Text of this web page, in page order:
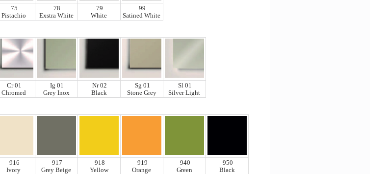
75
Pistachio
78
Exstra White
79
White
99
Satined White
Cr 01
Chromed
Ig 01
Grey Inox
Nr 02
Black
Sg 01
Stone Grey
Sl 01
Silver Light
916
Ivory
917
Grey Beige
918
Yellow
919
Orange
940
Green
950
Black